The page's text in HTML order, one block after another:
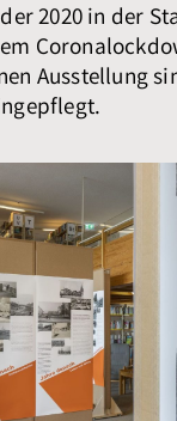
2020 in der
Ausstellung